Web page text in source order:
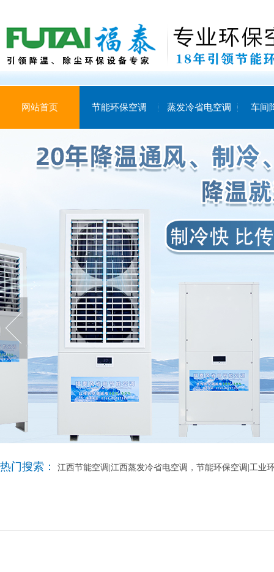
网站首页 节能环保空调 蒸发冷省电空调 车间
热门搜索： 江西节能空调|江西蒸发冷省电空调，节能环保空调|工业